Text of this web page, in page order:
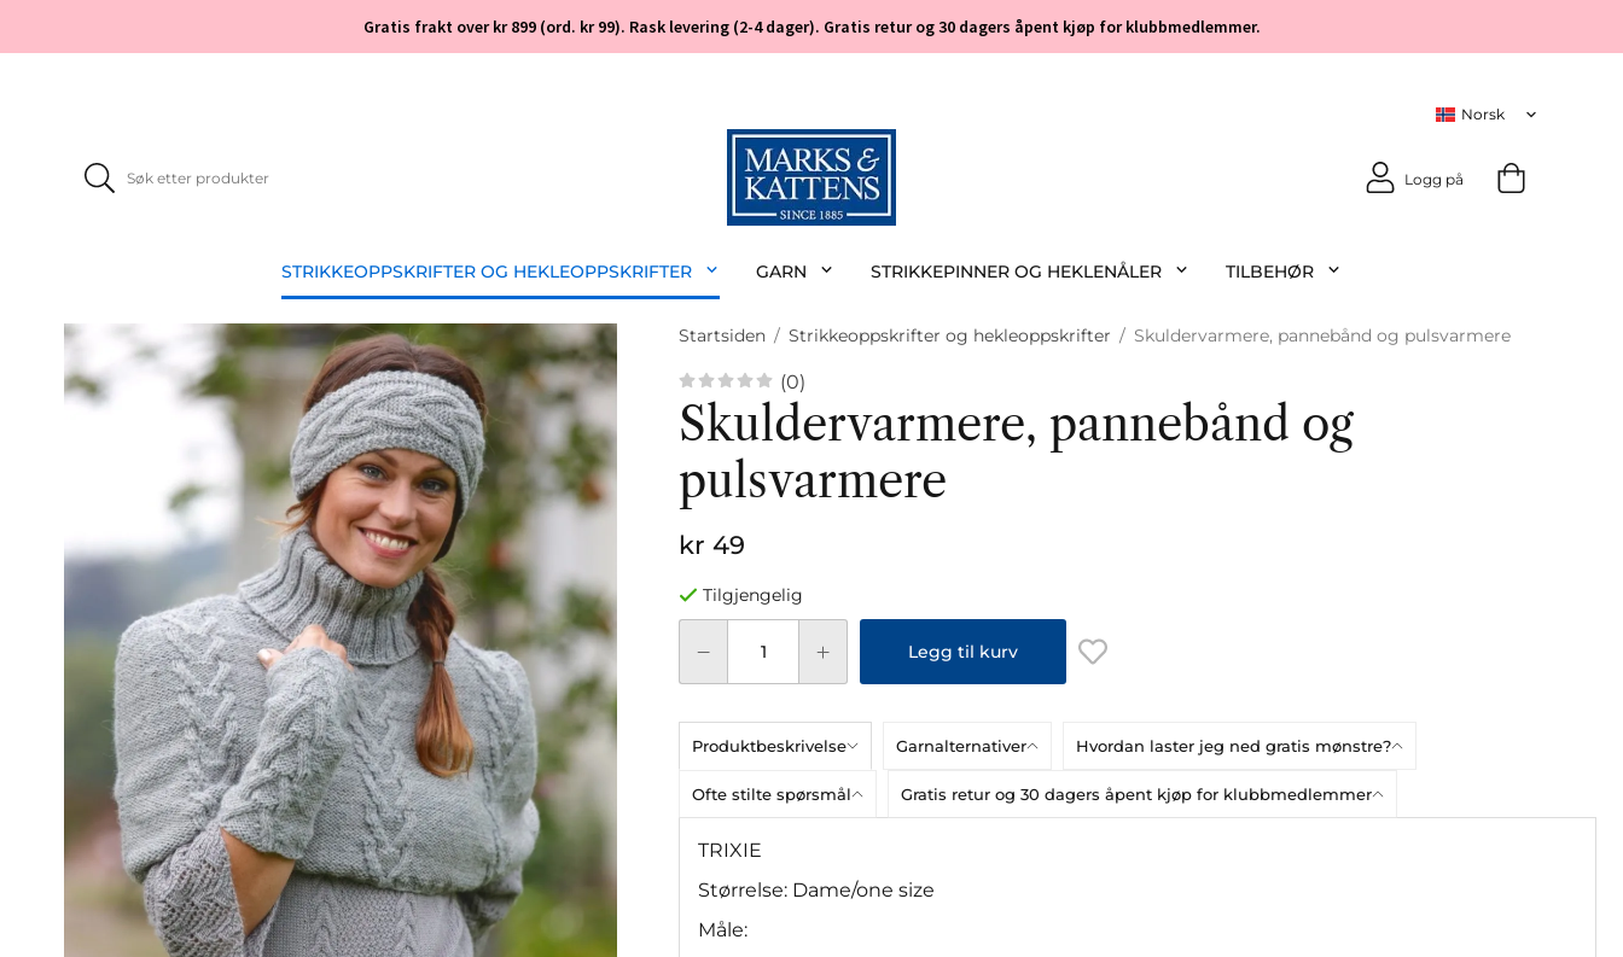
Gratis frakt over kr 899 (ord. kr 99). Rask levering (2-4 dager). Gratis retur og 30 dagers åpent kjøp for klubbmedlemmer.
Logg på
STRIKKEOPPSKRIFTER OG HEKLEOPPSKRIFTER GARN STRIKKEPINNER OG HEKLENÅLER TILBEHØR
Startsiden / Strikkeoppskrifter og hekleoppskrifter / Skuldervarmere, pannebånd og pulsvarmere
(0)
Skuldervarmere, pannebånd og
pulsvarmere
kr 49
Tilgjengelig
Legg til kurv
Produktbeskrivelse Garnalternativer Hvordan laster jeg ned gratis mønstre?
Ofte stilte spørsmål Gratis retur og 30 dagers åpent kjøp for klubbmedlemmer
TRIXIE
Størrelse: Dame/one size
Måle: